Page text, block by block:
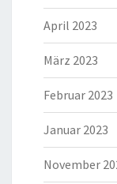
April 2023
März 2023
Februar 2023
Januar 2023
November